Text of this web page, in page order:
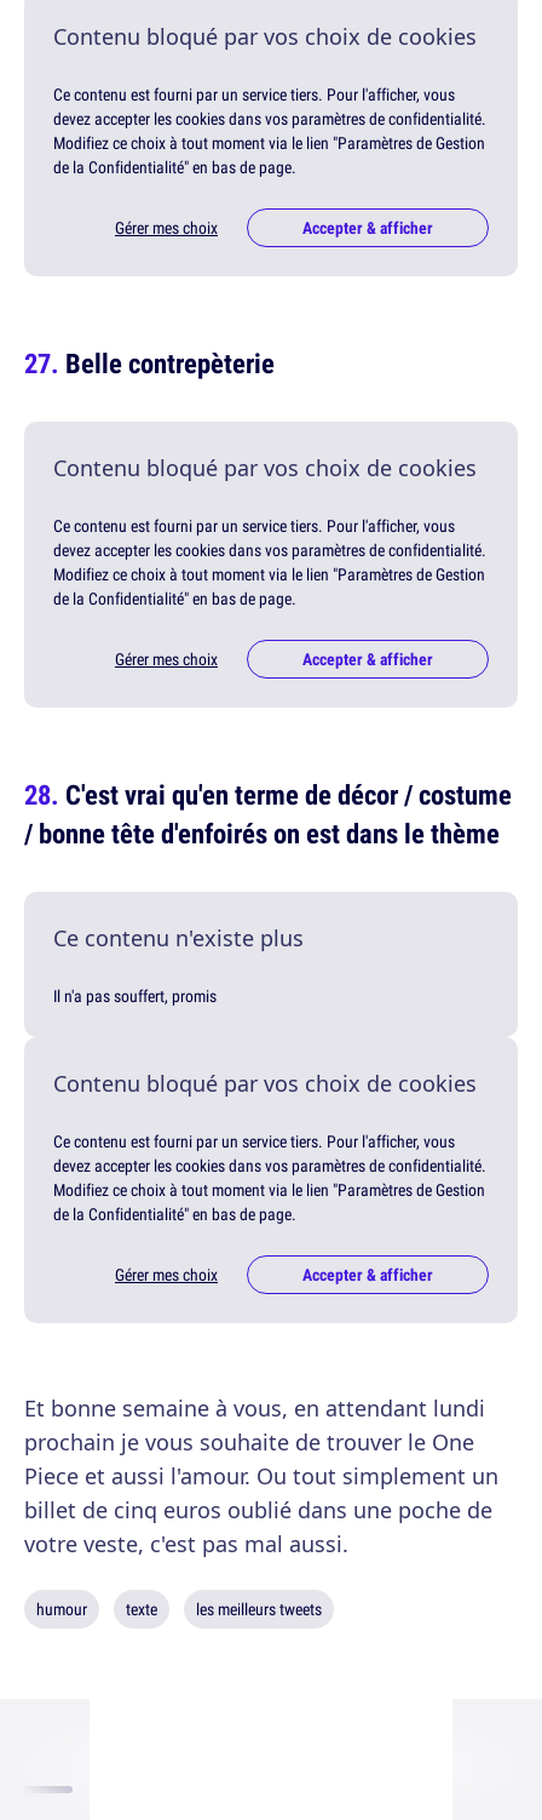
Contenu bloqué par vos choix de cookies
Ce contenu est fourni par un service tiers. Pour l'afficher, vous
devez accepter les cookies dans vos paramètres de confidentialité.
Modifiez ce choix à tout moment via le lien "Paramètres de Gestion
de la Confidentialité" en bas de page.
Gérer mes choix Accepter & afficher
Belle contrepèterie
Contenu bloqué par vos choix de cookies
Ce contenu est fourni par un service tiers. Pour l'afficher, vous
devez accepter les cookies dans vos paramètres de confidentialité.
Modifiez ce choix à tout moment via le lien "Paramètres de Gestion
de la Confidentialité" en bas de page.
Gérer mes choix Accepter & afficher
C'est vrai qu'en terme de décor / costume
/ bonne tête d'enfoirés on est dans le thème
Ce contenu n'existe plus
Il n'a pas souffert, promis
Contenu bloqué par vos choix de cookies
Ce contenu est fourni par un service tiers. Pour l'afficher, vous
devez accepter les cookies dans vos paramètres de confidentialité.
Modifiez ce choix à tout moment via le lien "Paramètres de Gestion
de la Confidentialité" en bas de page.
Gérer mes choix Accepter & afficher
Et bonne semaine à vous, en attendant lundi
prochain je vous souhaite de trouver le One
Piece et aussi l'amour. Ou tout simplement un
billet de cinq euros oublié dans une poche de
votre veste, c'est pas mal aussi.
humour texte les meilleurs tweets